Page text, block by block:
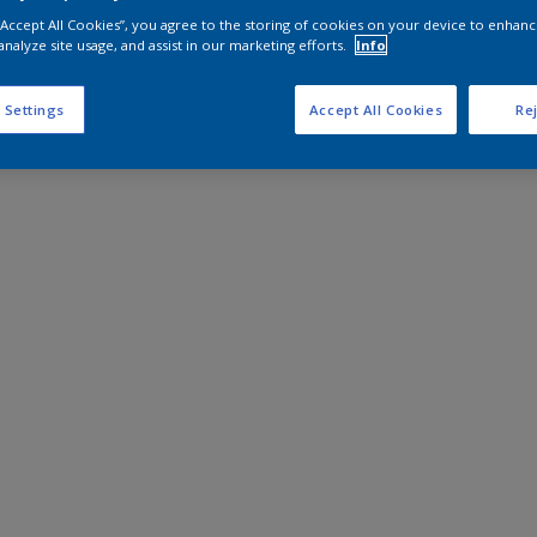
All Cookies”, you agree to the storing of cookies on your device to
site usage, and assist in our marketing efforts.
Info
Settings Accept All Cookies